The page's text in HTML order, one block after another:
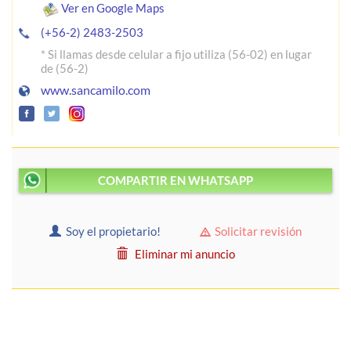
Ver en Google Maps
(+56-2) 2483-2503
* Si llamas desde celular a fijo utiliza (56-02) en lugar
de (56-2)
www.sancamilo.com
COMPARTIR EN WHATSAPP
Soy el propietario!
Solicitar revisión
Eliminar mi anuncio